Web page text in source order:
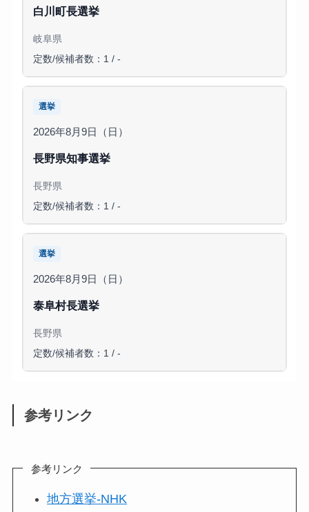
白川町長選挙
岐阜県
定数/候補者数：1 / -
選挙
2026年8月9日（日）
長野県知事選挙
長野県
定数/候補者数：1 / -
選挙
2026年8月9日（日）
泰阜村長選挙
長野県
定数/候補者数：1 / -
参考リンク
参考リンク
地方選挙-NHK